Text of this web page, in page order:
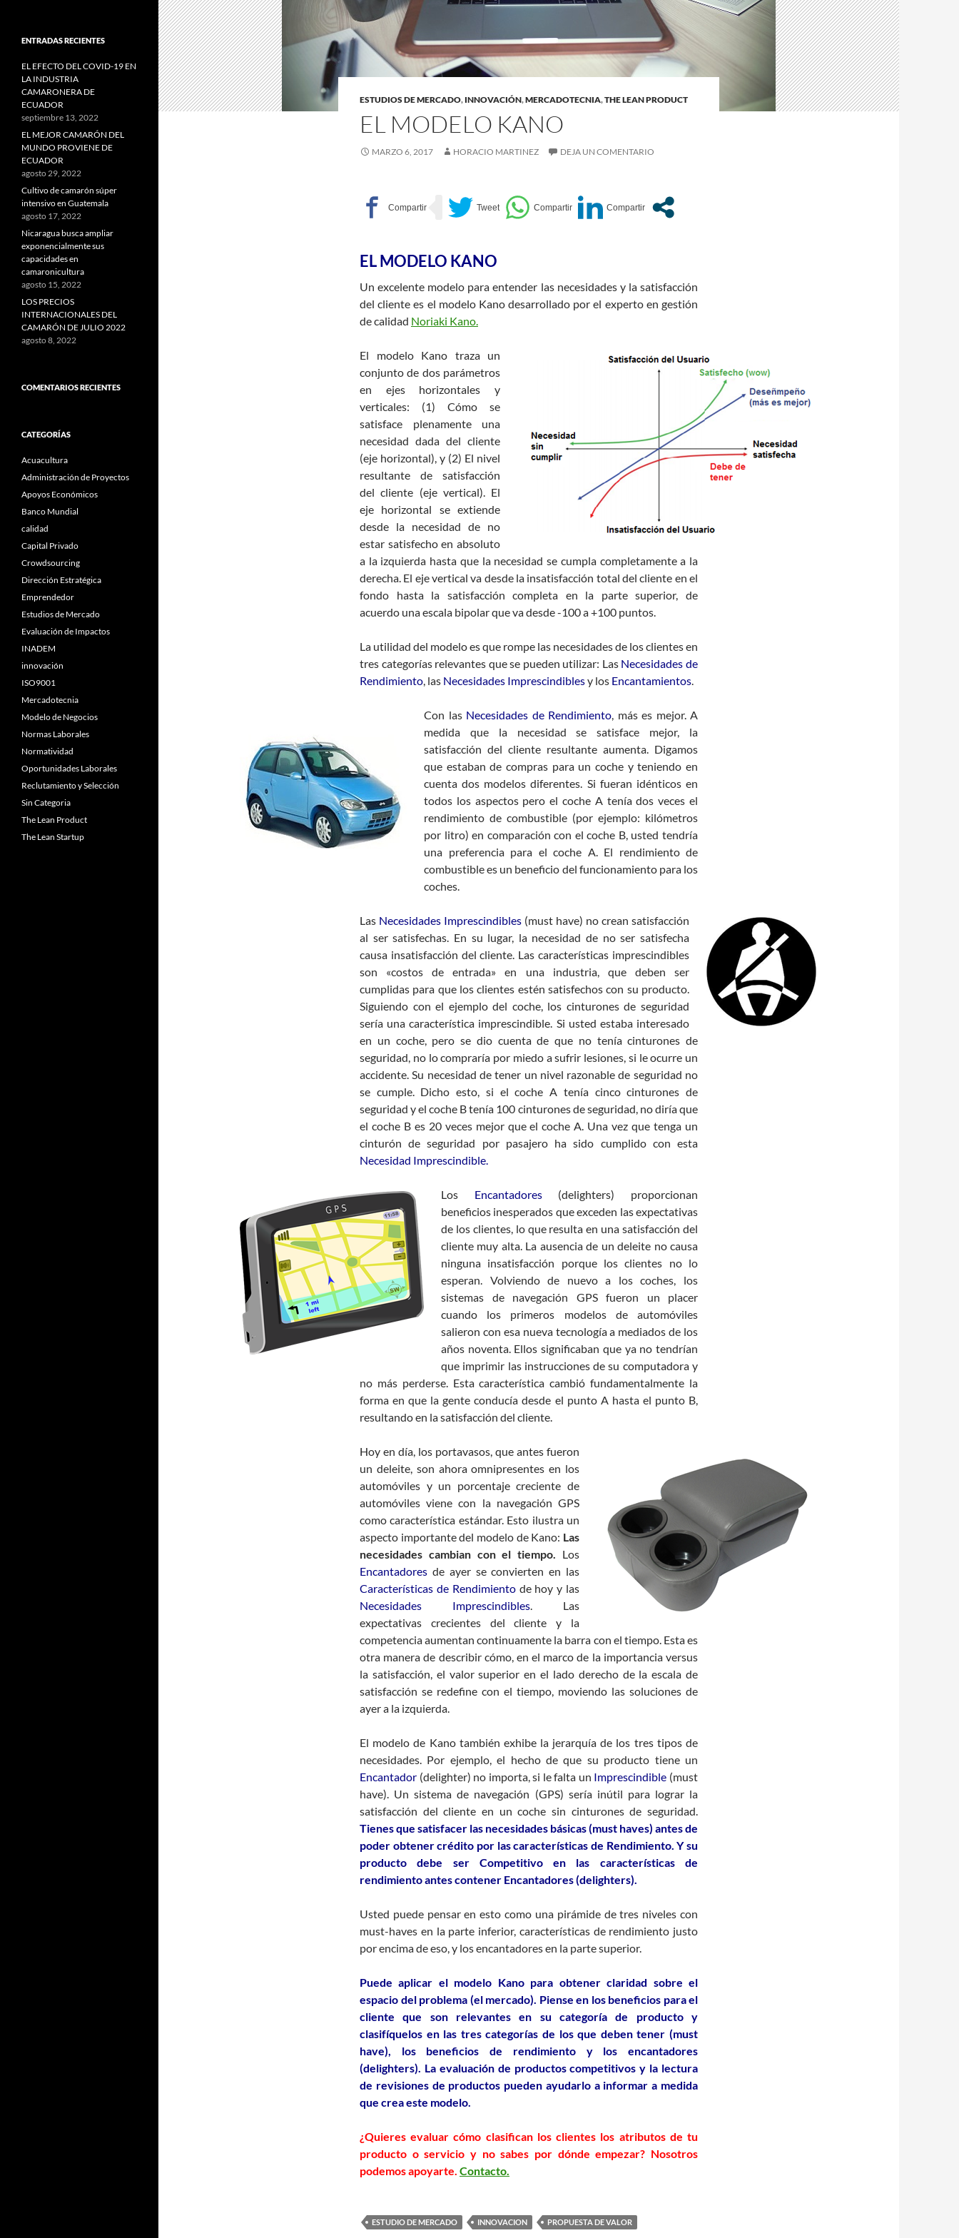
ESTUDIOS DE MERCADO, INNOVACIÓN,MERCADOTECNIA,THE LEAN PRODUCT
EL MODELO KANO
MARZO 6, 2017 HORACIO MARTINEZ DEJA UN COMENTARIO
EL MODELO KANO
Un excelente modelo para entender las necesidades y la satisfacción
del cliente es el modelo Kano desarrollado por el experto en gestión
de calidad Noriaki Kano.
El modelo Kano traza un
conjunto de dos parámetros
en ejes horizontales y
verticales: (1) Cómo se
satisface plenamente una
necesidad dada del cliente
(eje horizontal), y (2) El nivel
resultante de satisfacción
del cliente (eje vertical). El
eje horizontal se extiende
desde la necesidad de no
estar satisfecho en absoluto
a la izquierda hasta que la necesidad se cumpla completamente a la
derecha. El eje vertical va desde la insatisfacción total del cliente en el
fondo hasta la satisfacción completa en la parte superior, de
acuerdo una escala bipolar que va desde -100 a +100 puntos.
La utilidad del modelo es que rompe las necesidades de los clientes en
tres categorías relevantes que se pueden utilizar: Las Necesidades de
Rendimiento, las Necesidades Imprescindiblesy los Encantamientos.
Con las Necesidades de Rendimiento, más es mejor. A
medida que la necesidad se satisface mejor, la
satisfacción del cliente resultante aumenta. Digamos
que estaban de compras para un coche y teniendo en
cuenta dos modelos diferentes. Si fueran idénticos en
todos los aspectos pero el coche A tenía dos veces el
rendimiento de combustible (por ejemplo: kilómetros
por litro) en comparación con el coche B, usted tendría
una preferencia para el coche A. El rendimiento de
combustible es un beneficio del funcionamiento para los
coches.
Las Necesidades Imprescindibles (must have) no crean satisfacción
al ser satisfechas. En su lugar, la necesidad de no ser satisfecha
causa insatisfacción del cliente. Las características imprescindibles
son «costos de entrada» en una industria, que deben ser
cumplidas para que los clientes estén satisfechos con su producto.
Siguiendo con el ejemplo del coche, los cinturones de seguridad
sería una característica imprescindible. Si usted estaba interesado
en un coche, pero se dio cuenta de que no tenía cinturones de
seguridad, no lo compraría por miedo a sufrir lesiones, si le ocurre un
accidente. Su necesidad de tener un nivel razonable de seguridad no
se cumple. Dicho esto, si el coche A tenía cinco cinturones de
seguridad y el coche B tenía 100 cinturones de seguridad, no diría que
el coche B es 20 veces mejor que el coche A. Una vez que tenga un
cinturón de seguridad por pasajero ha sido cumplido con esta
Necesidad Imprescindible.
Los Encantadores(delighters) proporcionan
beneficios inesperados que exceden las expectativas
de los clientes, lo que resulta en una satisfacción del
cliente muy alta. La ausencia de un deleite no causa
ninguna insatisfacción porque los clientes no lo
esperan. Volviendo de nuevo a los coches, los
sistemas de navegación GPS fueron un placer
cuando los primeros modelos de automóviles
salieron con esa nueva tecnología a mediados de los
años noventa. Ellos significaban que ya no tendrían
que imprimir las instrucciones de su computadora y
no más perderse. Esta característica cambió fundamentalmente la
forma en que la gente conducía desde el punto A hasta el punto B,
resultando en la satisfacción del cliente.
Hoy en día, los portavasos, que antes fueron
un deleite, son ahora omnipresentes en los
automóviles y un porcentaje creciente de
automóviles viene con la navegación GPS
como característica estándar. Esto ilustra un
aspecto importante del modelo de Kano: Las
necesidades cambian con el tiempo. Los
Encantadores de ayer se convierten en las
Características de Rendimientode hoy y las
Necesidades Imprescindibles. Las
expectativas crecientes del cliente y la
competencia aumentan continuamente la barra con el tiempo. Esta es
otra manera de describir cómo, en el marco de la importancia versus
la satisfacción, el valor superior en el lado derecho de la escala de
satisfacción se redefine con el tiempo, moviendo las soluciones de
ayer a la izquierda.
El modelo de Kano también exhibe la jerarquía de los tres tipos de
necesidades. Por ejemplo, el hecho de que su producto tiene un
Encantador (delighter) no importa, si le falta un Imprescindible (must
have). Un sistema de navegación (GPS) sería inútil para lograr la
satisfacción del cliente en un coche sin cinturones de seguridad.
Tienes que satisfacer las necesidades básicas (must haves) antes de
poder obtener crédito por las características de Rendimiento. Y su
producto debe ser Competitivo en las características de
rendimiento antes contener Encantadores (delighters).
Usted puede pensar en esto como una pirámide de tres niveles con
must-haves en la parte inferior, características de rendimiento justo
por encima de eso, y los encantadores en la parte superior.
Puede aplicar el modelo Kano para obtener claridad sobre el
espacio del problema (el mercado). Piense en los beneficios para el
cliente que son relevantes en su categoría de producto y
clasifíquelos en las tres categorías de los que deben tener (must
have), los beneficios de rendimiento y los encantadores
(delighters). La evaluación de productos competitivos y la lectura
de revisiones de productos pueden ayudarlo a informar a medida
que crea este modelo.
¿Quieres evaluar cómo clasifican los clientes los atributos de tu
producto o servicio y no sabes por dónde empezar? Nosotros
podemos apoyarte. Contacto.
ESTUDIO DE MERCADO INNOVACION PROPUESTA DE VALOR
ENTRADAS RECIENTES
EL EFECTO DEL COVID-19 EN
LA INDUSTRIA
CAMARONERA DE
ECUADOR
septiembre 13, 2022
EL MEJOR CAMARÓN DEL
MUNDO PROVIENE DE
ECUADOR
agosto 29, 2022
Cultivo de camarón súper
intensivo en Guatemala
agosto 17, 2022
Nicaragua busca ampliar
exponencialmente sus
capacidades en
camaronicultura
agosto 15, 2022
LOS PRECIOS
INTERNACIONALES DEL
CAMARÓN DE JULIO 2022
agosto 8, 2022
COMENTARIOS RECIENTES
CATEGORÍAS
Acuacultura
Administración de Proyectos
Apoyos Económicos
Banco Mundial
calidad
Capital Privado
Crowdsourcing
Dirección Estratégica
Emprendedor
Estudios de Mercado
Evaluación de Impactos
INADEM
innovación
ISO9001
Mercadotecnia
Modelo de Negocios
Normas Laborales
Normatividad
Oportunidades Laborales
Reclutamiento y Selección
Sin Categoria
The Lean Product
The Lean Startup